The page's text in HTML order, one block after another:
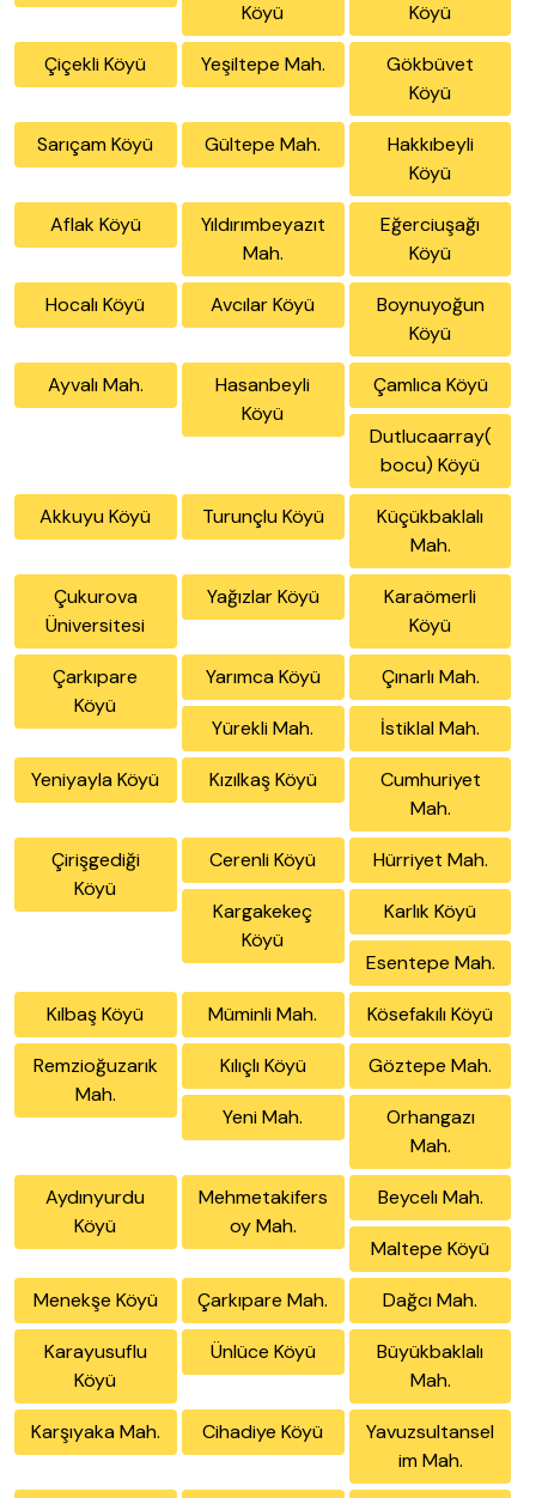
Köyü Köyü
Çiçekli Köyü Yeşiltepe Mah.
Gökbüvet
Köyü
Sarıçam Köyü Gültepe Mah.
Hakkıbeyli
Köyü
Aflak Köyü
Yıldırımbeyazıt
Mah.
Eğerciuşağı
Köyü
Hocalı Köyü Avcılar Köyü
Boynuyoğun
Köyü
Ayvalı Mah.
Hasanbeyli
Köyü
Çamlıca Köyü
Dutlucaarray(
bocu) Köyü
Akkuyu Köyü Turunçlu Köyü
Küçükbaklalı
Mah.
Çukurova
Üniversitesi
Yağızlar Köyü
Karaömerli
Köyü
Çarkıpare
Köyü
Yarımca Köyü Çınarlı Mah.
Yürekli Mah. İstiklal Mah.
Yeniyayla Köyü Kızılkaş Köyü
Cumhuriyet
Mah.
Çirişgediği
Köyü
Cerenli Köyü Hürriyet Mah.
Kargakekeç
Köyü
Karlık Köyü
Esentepe Mah.
Kılbaş Köyü Müminli Mah. Kösefakılı Köyü
Remzioğuzarık
Mah.
Kılıçlı Köyü Göztepe Mah.
Yeni Mah.
Orhangazı
Mah.
Aydınyurdu
Köyü
Mehmetakifers
oy Mah.
Beycelı Mah.
Maltepe Köyü
Menekşe Köyü Çarkıpare Mah. Dağcı Mah.
Karayusuflu
Köyü
Ünlüce Köyü
Büyükbaklalı
Mah.
Karşıyaka Mah. Cihadiye Köyü
Yavuzsultansel
im Mah.